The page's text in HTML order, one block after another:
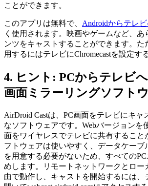
ことができます。
このアプリは無料で、 Androidからテレ
く使用されます。映画やゲームなど、あ
ンツをキャストすることができます。た
用するにはテレビにChromecastを設定す
4. ヒント: PCからテレビ
画面ミラーリングソフト
AirDroid Castは、PC画面をテレビにキャ
なソフトウェアです。Webバージョンを
面をワイヤレスでテレビに共有すること
フトウェアは使いやすく、データケー
を用意する必要がないため、すべての
めします。リモートネットワークとロー
由で動作し、キャストを開始するには、